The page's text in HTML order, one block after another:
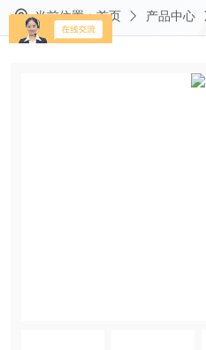
当前位置：首页 产品中心